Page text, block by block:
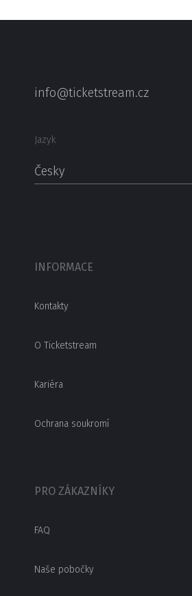
info@ticketstream.cz
Jazyk
Česky
INFORMACE
Kontakty
O Ticketstream
Kariéra
Ochrana soukromí
PRO ZÁKAZNÍKY
FAQ
Naše pobočky